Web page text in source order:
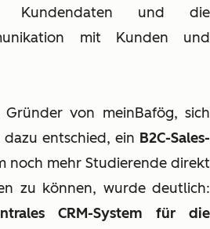
Kundendaten und die
mit Kunden und
Gründer von meinBafög, sich
entschied, ein B2C-Sales-
noch mehr Studierende direkt
zu können, wurde deutlich:
CRM-System für die